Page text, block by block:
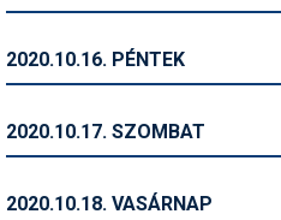
Síszerviz
2020.10.16. PÉNTEK
2020.10.17. SZOMBAT
2020.10.18. VASÁRNAP